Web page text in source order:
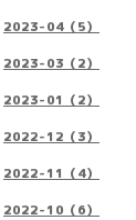
2023-04（5）
2023-03（2）
2023-01（2）
2022-12（3）
2022-11（4）
2022-10（6）